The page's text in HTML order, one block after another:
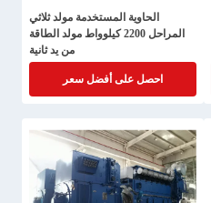
الحاوية المستخدمة مولد ثلاثي
المراحل 2200 كيلوواط مولد الطاقة
من يد ثانية
احصل على أفضل سعر